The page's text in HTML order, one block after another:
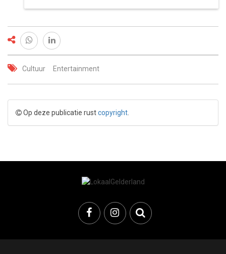
Cultuur Entertainment
Op deze publicatie rustcopyright